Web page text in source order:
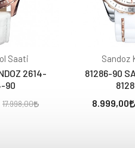
Saati
2614-
90
17.998,00
Sandoz
81286-90
8.999,00